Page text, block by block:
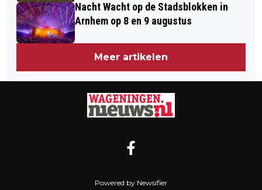
Nacht Wacht op de Stadsblokken in
Arnhem op 8 en 9 augustus
Meer artikelen
Powered by Newsifier